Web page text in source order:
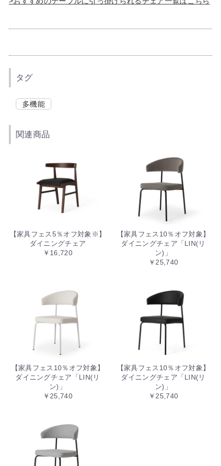
タグ
多機能
関連商品
【家具フェス5％オフ対象※】
ダイニングチェア
￥16,720
【家具フェス10％オフ対象】
ダイニングチェア「LIN(リ
ン)」
￥25,740
【家具フェス10％オフ対象】
ダイニングチェア「LIN(リ
ン)」
￥25,740
【家具フェス10％オフ対象】
ダイニングチェア「LIN(リ
ン)」
￥25,740